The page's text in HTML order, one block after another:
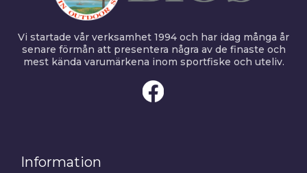
Vi startade vår verksamhet 1994 och har idag många år
senare förmån att presentera några av de finaste och
mest kända varumärkena inom sportfiske och uteliv.
Information